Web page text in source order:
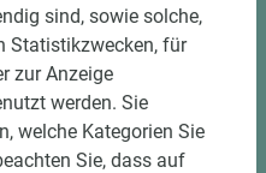
sind, sowie solche,
Statistikzwecken, für
zur Anzeige
werden. Sie
welche Kategorien Sie
Sie, dass auf